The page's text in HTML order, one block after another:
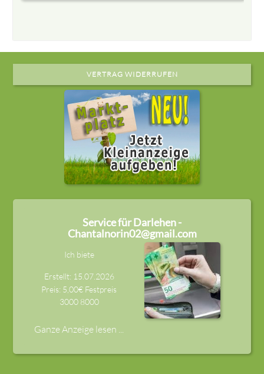
VERTRAG WIDERRUFEN
Service für Darlehen -
Chantalnorin02@gmail.com
Ich biete
Erstellt: 15.07.2026
Preis: 5,00€ Festpreis
3000 8000
Ganze Anzeige lesen ...